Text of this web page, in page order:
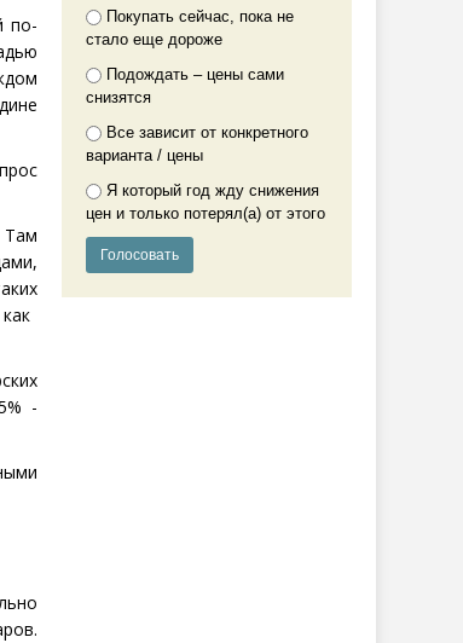
по-
Там
-
Покупать сейчас, пока не
стало еще дороже
Подождать – цены сами
снизятся
Все зависит от конкретного
варианта / цены
Я который год жду снижения
цен и только потерял(а) от этого